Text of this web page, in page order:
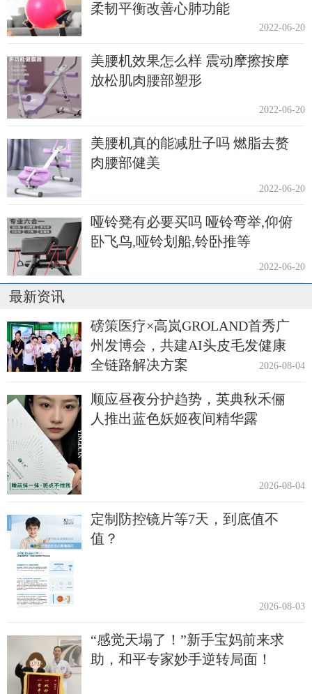
柔韧平衡改善心肺功能
2022-06-20
美腰机效果怎么样 震动摩擦按摩
放松肌肉腰部塑形
2022-06-20
美腰机真的能减肚子吗 燃脂去赘
肉腰部健美
2022-06-20
哑铃凳有必要买吗 哑铃弯举,仰俯
卧飞鸟,哑铃划船,铃卧推等
2022-06-20
最新资讯
磅策医疗×高岚GROLAND首秀广
州发博会，共建AI头皮毛发健康
全链路解决方案
2026-08-04
顺应昼夜分护趋势，英典秋禾俪
人推出蓝色妖姬夜间精华露
2026-08-04
定制防控镜片等7天，到底值不
值？
2026-08-03
“感觉天塌了！”新手宝妈前来求
助，和平专家妙手逆转局面！